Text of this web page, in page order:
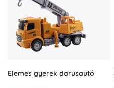
Elemes gyerek darusautó